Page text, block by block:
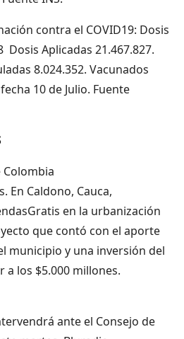
contra el COVID19: Dosis
Dosis Aplicadas 21.467.827.
8.024.352. Vacunados
10 de Julio. Fuente
En Caldono, Cauca,
en la urbanización
que contó con el aporte
municipio y una inversión del
los $5.000 millones.
ante el Consejo de